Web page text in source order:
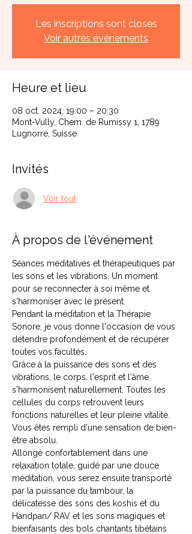
Les inscriptions sont closes
Voir autres événements
Heure et lieu
08 oct. 2024, 19:00 – 20:30
Mont-Vully, Chem. de Rumissy 1, 1789
Lugnorre, Suisse
Invités
Voir tout
À propos de l'événement
Séances méditatives et thérapeutiques par
les sons et les vibrations. Un moment
pour se reconnecter à soi même et
s'harmoniser avec le présent.
Pendant la méditation et la Thérapie
Sonore, je vous donne l'occasion de vous
détendre profondément et de récupérer
toutes vos facultés.
Grâce à la puissance des sons et des
vibrations, le corps, l'esprit et l'âme
s'harmonisent naturellement. Toutes les
cellules du corps retrouvent leurs
fonctions naturelles et leur pleine vitalité.
Vous êtes rempli d'une sensation de bien-
être absolu.
Allongé confortablement dans une
relaxation totale, guidé par une douce
méditation, vous serez ensuite transporté
par la puissance du tambour, la
délicatesse des sons des koshis et du
Handpan/ RAV et les sons magiques et
bienfaisants des bols chantants tibétains